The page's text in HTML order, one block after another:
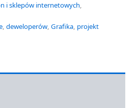
i sklepów internetowych,
, deweloperów, Grafika, projekt